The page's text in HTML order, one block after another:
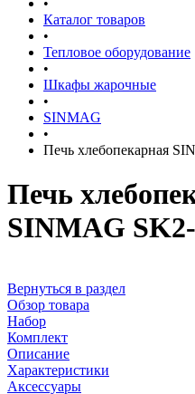
•
Каталог товаров
•
Тепловое оборудование
•
Шкафы жарочные
•
SINMAG
•
Печь хлебопекарная
Печь
SINMAG
Вернуться в раздел
Обзор товара
Набор
Комплект
Описание
Характеристики
Аксессуары